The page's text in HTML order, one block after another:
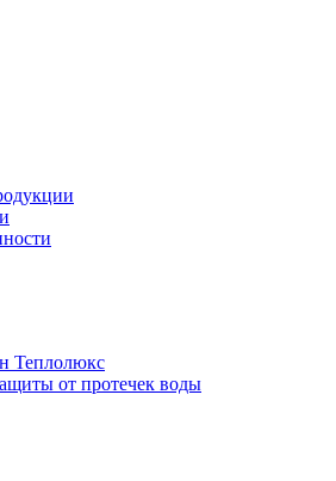
Теплолюкс
от протечек воды